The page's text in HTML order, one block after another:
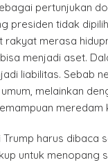
pertunjukan
presiden tidak
rakyat merasa
menjadi aset.
liabilitas. Sebab
melainkan
meredam
Trump harus dibaca
untuk menopang